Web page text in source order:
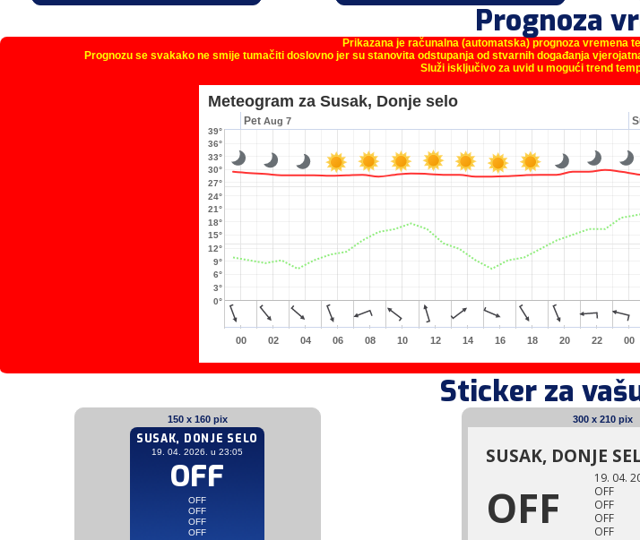
Prognoza
Prikazana je računalna (automatska) prognoza vremena
Prognozu se svakako ne smije tumačiti doslovno jer su stanovita odstupanja od stvarnih događanja
Služi isključivo za uvid u mogući trend
Meteogram za Susak, Donje selo
00 02 04 06 08 10 12 14 16 18 20 22 00
Pet Aug 7
0°
3°
6°
9°
12°
15°
18°
21°
24°
27°
30°
33°
36°
39°
Sticker za
150 x 160 pix 300 x 210 pix